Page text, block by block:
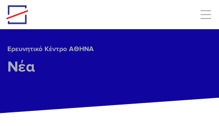
Skip to main content
Ερευνητικό Κέντρο ΑΘΗΝΑ
Νέα